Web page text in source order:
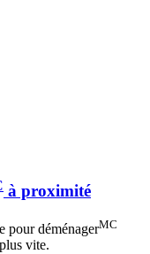
à proximité
pour déménagerMC
vite.